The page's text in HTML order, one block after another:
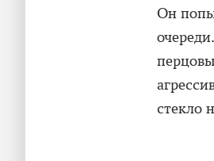
Он
стекло